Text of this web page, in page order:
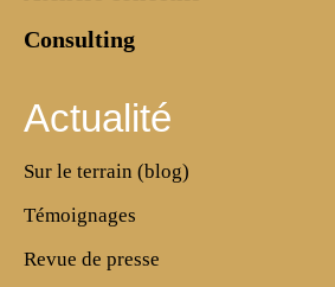
Consulting
Actualité
Sur le terrain (blog)
Témoignages
Revue de presse